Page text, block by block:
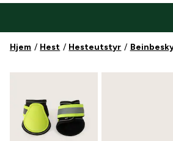
Hjem Hest Hesteutstyr